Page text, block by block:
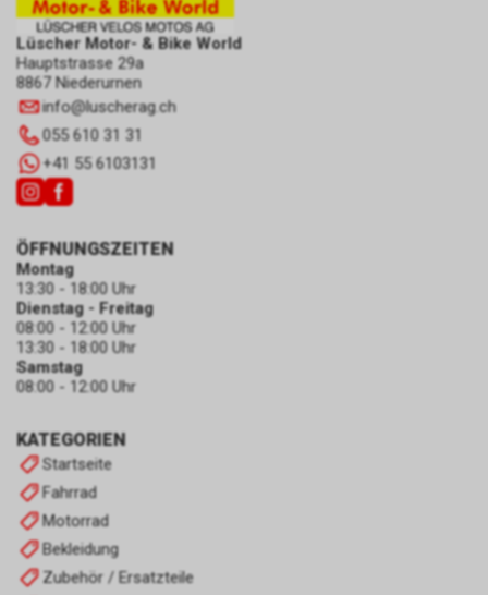
Lüscher Motor- & Bike World
Hauptstrasse 29a
8867 Niederurnen
info@luscherag.ch
055 610 31 31
+41 55 6103131
KATEGORIEN
Startseite
Fahrrad
Motorrad
Bekleidung
Zubehör / Ersatzteile
ÖFFNUNGSZEITEN
Montag
13:30 - 18:00 Uhr
Dienstag - Freitag
08:00 - 12:00 Uhr
13:30 - 18:00 Uhr
Samstag
08:00 - 12:00 Uhr